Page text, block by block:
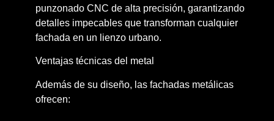
punzonado CNC de alta precisión, garantizando
detalles impecables que transforman cualquier
fachada en un lienzo urbano.
Ventajas técnicas del metal
Además de su diseño, las fachadas metálicas
ofrecen: